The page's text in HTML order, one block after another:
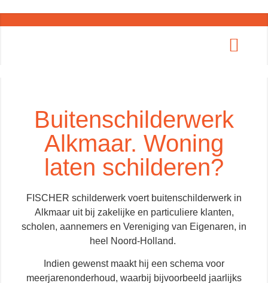
Buitenschilderwerk
Alkmaar. Woning
laten schilderen?
FISCHER schilderwerk voert buitenschilderwerk in
Alkmaar uit bij zakelijke en particuliere klanten,
scholen, aannemers en Vereniging van Eigenaren, in
heel Noord-Holland.
Indien gewenst maakt hij een schema voor
meerjarenonderhoud, waarbij bijvoorbeeld jaarlijks